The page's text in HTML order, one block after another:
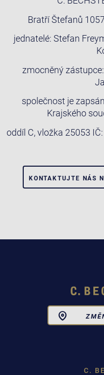
Bratří Štefanů
jednatelé: Stefan
zmocněný
společnost je
Krajského
oddíl C, vložka 25053
KONTAKTUJTE NÁS
C.